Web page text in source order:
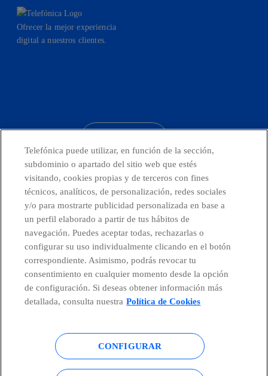
Ofrecer la mejor experiencia
digital a nuestros clientes.
Telefónica en redes sociales
Canal de Denuncias
Centro Global Transparencia
Política de cookies Aviso legal
Telefónica puede utilizar, en función de la sección,
subdominio o apartado del sitio web que estés
visitando, cookies propias y de terceros con fines
técnicos, analíticos, de personalización, redes sociales
y/o para mostrarte publicidad personalizada en base a
un perfil elaborado a partir de tus hábitos de
navegación. Puedes aceptar todas, rechazarlas o
configurar su uso individualmente clicando en el botón
correspondiente. Asimismo, podrás revocar tu
consentimiento en cualquier momento desde la opción
de configuración. Si deseas obtener información más
detallada, consulta nuestra Política de Cookies
CONFIGURAR